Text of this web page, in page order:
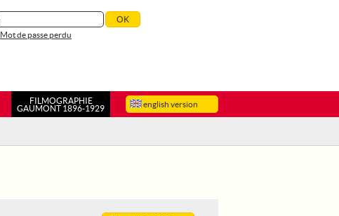
Mot de passe perdu
english version
FILMOGRAPHIE
GAUMONT 1896-1929